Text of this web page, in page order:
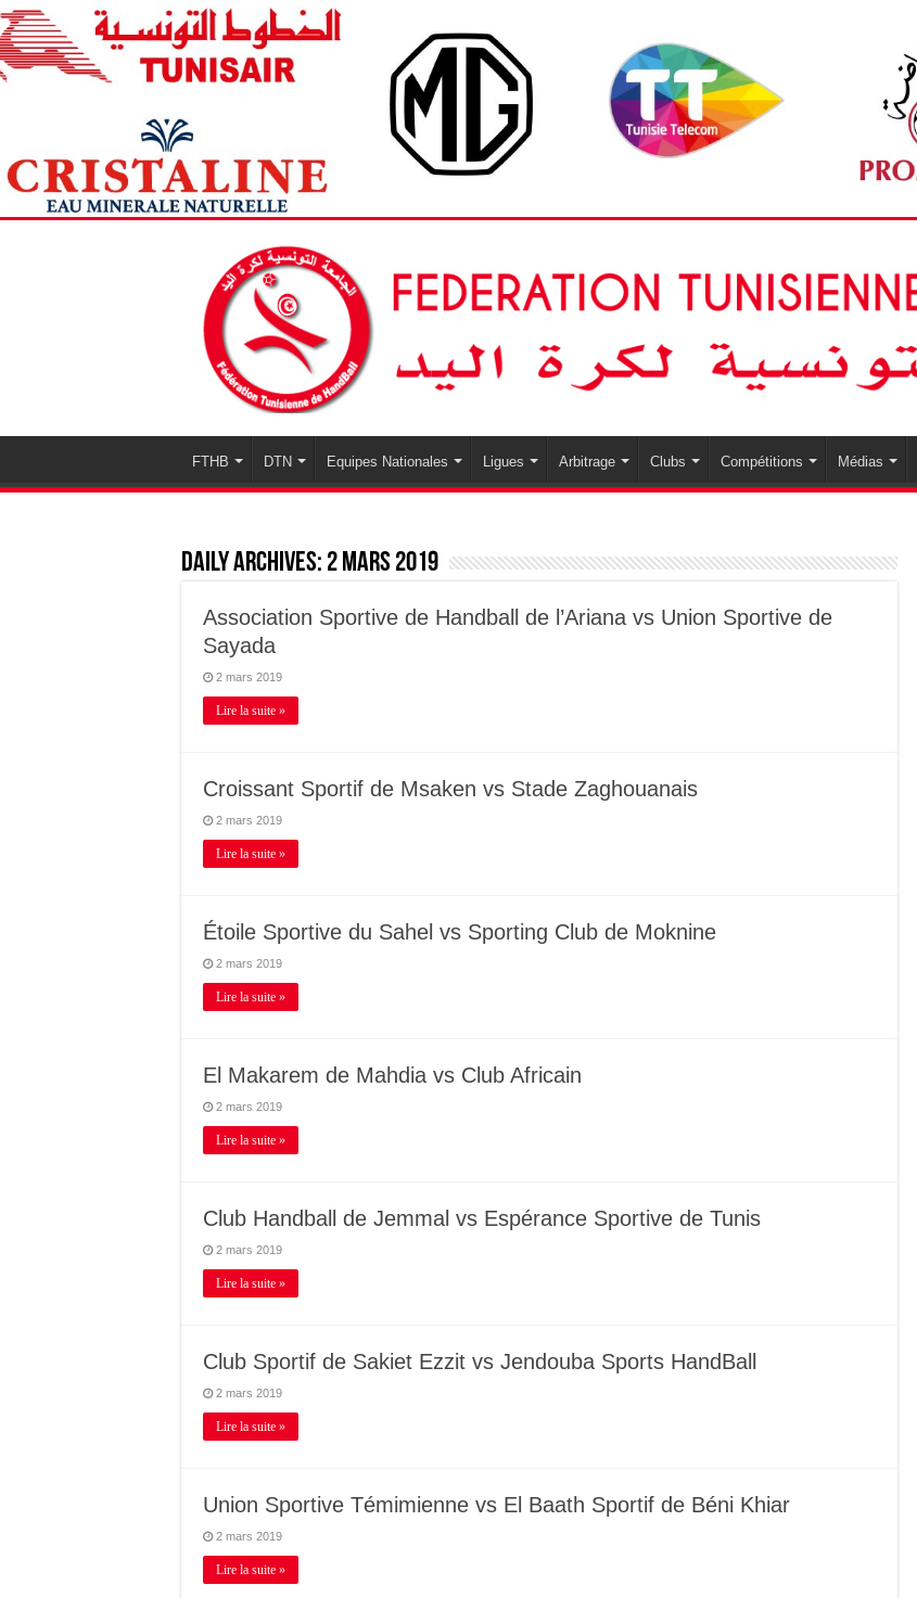
FTHB DTN Equipes Nationales Ligues Arbitrage Clubs Compétitions Médias
Daily Archives: 2 mars 2019
Association Sportive de Handball de l’Ariana vs Union Sportive de
Sayada
2 mars 2019
Lire la suite »
Croissant Sportif de Msaken vs Stade Zaghouanais
2 mars 2019
Lire la suite »
Étoile Sportive du Sahel vs Sporting Club de Moknine
2 mars 2019
Lire la suite »
El Makarem de Mahdia vs Club Africain
2 mars 2019
Lire la suite »
Club Handball de Jemmal vs Espérance Sportive de Tunis
2 mars 2019
Lire la suite »
Club Sportif de Sakiet Ezzit vs Jendouba Sports HandBall
2 mars 2019
Lire la suite »
Union Sportive Témimienne vs El Baath Sportif de Béni Khiar
2 mars 2019
Lire la suite »